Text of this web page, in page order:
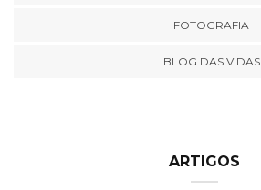
FOTOGRAFIA
BLOG DAS VIDAS
ARTIGOS